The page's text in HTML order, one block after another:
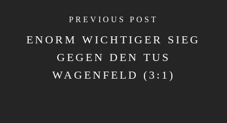
PREVIOUS POST
ENORM WICHTIGER SIEG
GEGEN DEN TUS
WAGENFELD (3:1)